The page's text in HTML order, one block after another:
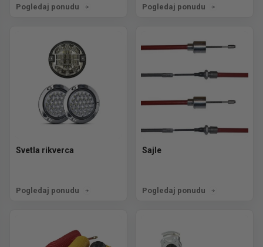
Pogledaj ponudu Pogledaj ponudu
Svetla rikverca
Pogledaj ponudu
Sajle
Pogledaj ponudu